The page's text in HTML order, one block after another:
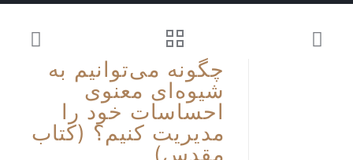
چگونه می‌توانیم به
شیوه‌ای معنوی
احساسات خود را
مدیریت کنیم؟ (کتاب
مقدس)